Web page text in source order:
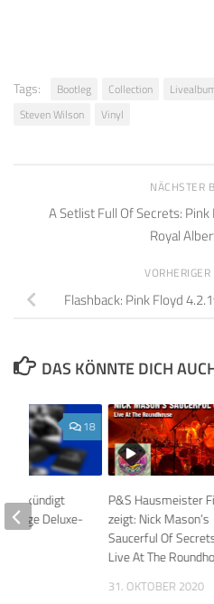
Tags: Bootleg Collection
Steven Wilson
Vinyl
NÄCHSTER
A Setlist Full Of Secrets:
Royal
Flashback: Pink Floyd
DAS KÖNNTE DICH
P&S Hausmeister
zeigt: Nick Mason’s
Saucerful Of
Live At The
31. OKTOBER 2020
18
kündigt
Deluxe-